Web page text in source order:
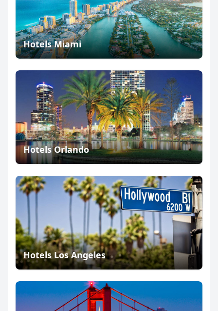
Hotels Miami
Hotels Orlando
Hotels Los Angeles